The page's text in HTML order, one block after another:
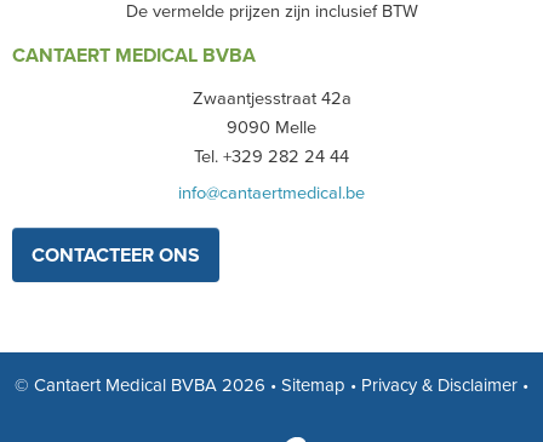
De vermelde prijzen zijn inclusief BTW
CANTAERT MEDICAL BVBA
Zwaantjesstraat 42a
9090 Melle
Tel. +329 282 24 44
info@cantaertmedical.be
CONTACTEER ONS
© Cantaert Medical BVBA 2026 • Sitemap • Privacy & Disclaimer •